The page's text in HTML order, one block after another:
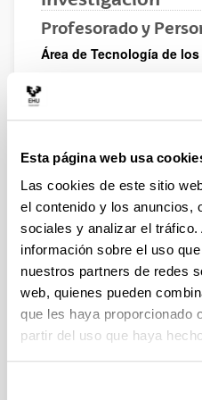
Esta página web usa
Las cookies de este sitio
el contenido y los anuncios,
sociales y analizar el
información sobre el uso
nuestros partners de redes
web, quienes pueden
que les haya proporcionado
partir del uso que haya
Profesorado y
Área de Tecnología de
Principal
(
Noelia Aldai Elkoro-
Gorka Santamarina
(
Área de Bioquímica y
Mailo Virto Lecuona (
Gustavo Amores
(
Igor Hernández Ochoa
(
Área de Nutrición y